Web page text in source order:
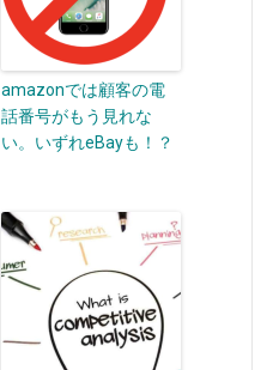
amazonでは顧客の電
話番号がもう見れな
い。いずれeBayも！？